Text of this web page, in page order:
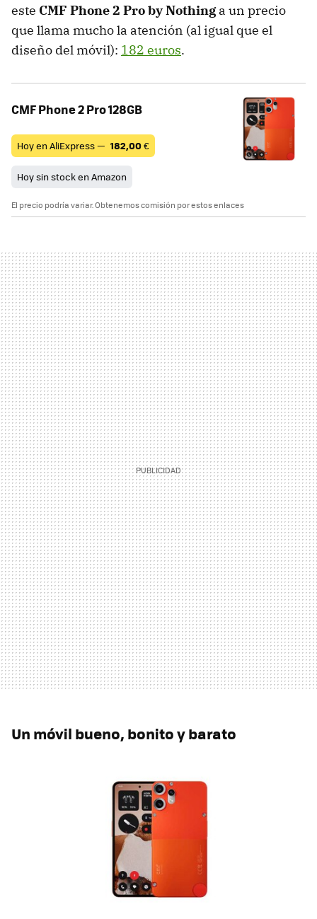
este CMF Phone 2 Pro by Nothinga un precio
que llama mucho la atención (al igual que el
diseño del móvil): 182 euros.
CMF Phone 2 Pro 128GB
Hoy en AliExpress — 182,00€
Hoy sin stock en Amazon
El precio podría variar. Obtenemos comisión por estos enlaces
Un móvil bueno, bonito y barato